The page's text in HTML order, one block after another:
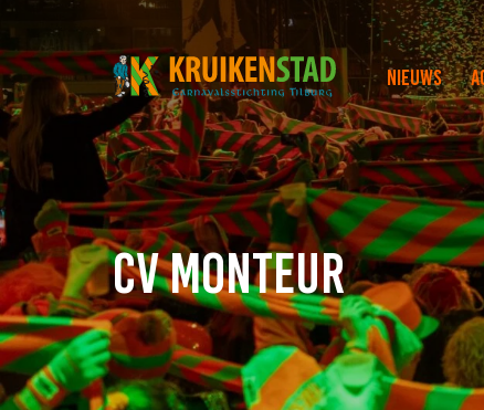
Nieuws
CV Monteur